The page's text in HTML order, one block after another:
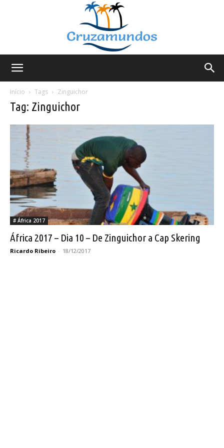
Início
Tags Zinguichor
Tag: Zinguichor
# África 2017
África 2017 – Dia 10 – De Zinguichor a Cap Skering
Ricardo Ribeiro - 18/12/2017